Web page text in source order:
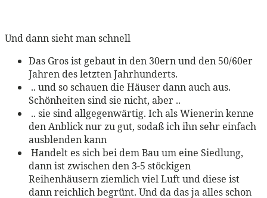
Und dann sieht man schnell
Das Gros ist gebaut in den 30ern und den 50/60er
Jahren des letzten Jahrhunderts.
.. und so schauen die Häuser dann auch aus.
Schönheiten sind sie nicht, aber ..
.. sie sind allgegenwärtig. Ich als Wienerin kenne
den Anblick nur zu gut, sodaß ich ihn sehr einfach
ausblenden kann
Handelt es sich bei dem Bau um eine Siedlung,
dann ist zwischen den 3-5 stöckigen
Reihenhäusern ziemlich viel Luft und diese ist
dann reichlich begrünt. Und da das ja alles schon